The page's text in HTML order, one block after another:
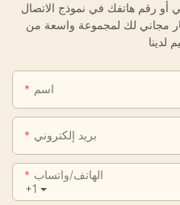
أو رقم هاتفك في نموذج الاتصال
مجاني لك لمجموعة واسعة من
اسم
بريد إلكتروني
+1
الهاتف/واتساب